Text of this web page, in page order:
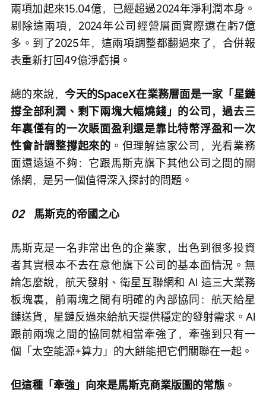
兩項加起來15.04億，已經超過2024年淨利潤本身。
剔除這兩項，2024年公司經營層面實際還在虧7億
多。到了2025年，這兩項調整都翻過來了，合併報
表重新打回49億淨虧損。
總的來說，今天的SpaceX在業務層面是一家「星鏈
撐全部利潤、剩下兩塊大幅燒錢」的公司，過去三
年裏僅有的一次賬面盈利還是靠比特幣浮盈和一次
性會計調整撐起來的 。但理解這家公司，光看業務
面還遠遠不夠：它跟馬斯克旗下其他公司之間的關
係網，是另一個值得深入探討的問題。
02 馬斯克的帝國之心
馬斯克是一名非常出色的企業家，出色到很多投資
者其實根本不去在意他旗下公司的基本面情況。無
論怎麼說，航天發射、衛星互聯網和 AI 這三大業務
板塊裏，前兩塊之間有明確的內部協同：航天給星
鏈送貨，星鏈反過來給航天提供穩定的發射需求。AI
跟前兩塊之間的協同就相當牽強了，牽強到只有一
個「太空能源+算力」的大餅能把它們關聯在一起。
但這種「牽強」向來是馬斯克商業版圖的常態 。